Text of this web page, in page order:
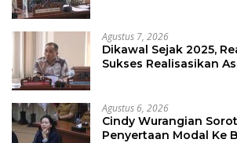
Agustus 7, 2026
Dikawal Sejak 2025,
Sukses Realisasikan
Agustus 6, 2026
Cindy Wurangian
Penyertaan Modal Ke